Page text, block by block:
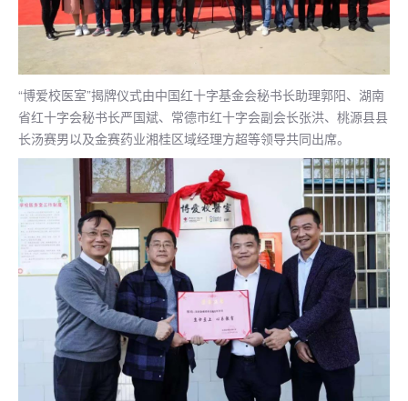
“博爱校医室”揭牌仪式由中国红十字基金会秘书长助理郭阳、湖南
省红十字会秘书长严国斌、常德市红十字会副会长张洪、桃源县县
长汤赛男以及金赛药业湘桂区域经理方超等领导共同出席。